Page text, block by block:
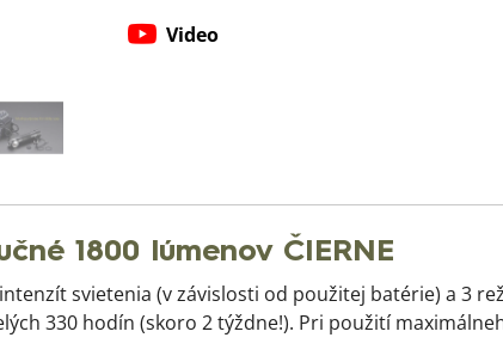
Video
1800 lúmenov ČIERNE
svietenia (v závislosti od použitej batérie) a 3
330 hodín (skoro 2 týždne!). Pri použití